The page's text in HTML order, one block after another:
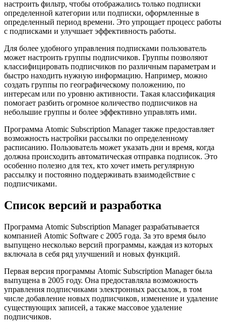
настроить фильтр, чтобы отображались только подписки
определенной категории или подписки, оформленные в
определенный период времени. Это упрощает процесс работы
с подписками и улучшает эффективность работы.
Для более удобного управления подписками пользователь
может настроить группы подписчиков. Группы позволяют
классифицировать подписчиков по различным параметрам и
быстро находить нужную информацию. Например, можно
создать группы по географическому положению, по
интересам или по уровню активности. Такая классификация
помогает разбить огромное количество подписчиков на
небольшие группы и более эффективно управлять ими.
Программа Atomic Subscription Manager также предоставляет
возможность настройки рассылки по определенному
расписанию. Пользователь может указать дни и время, когда
должна происходить автоматическая отправка подписок. Это
особенно полезно для тех, кто хочет иметь регулярную
рассылку и постоянно поддерживать взаимодействие с
подписчиками.
Список версий и разработка
Программа Atomic Subscription Manager разрабатывается
компанией Atomic Software с 2005 года. За это время было
выпущено несколько версий программы, каждая из которых
включала в себя ряд улучшений и новых функций.
Первая версия программы Atomic Subscription Manager была
выпущена в 2005 году. Она предоставляла возможность
управления подписчиками электронных рассылок, в том
числе добавление новых подписчиков, изменение и удаление
существующих записей, а также массовое удаление
подписчиков.